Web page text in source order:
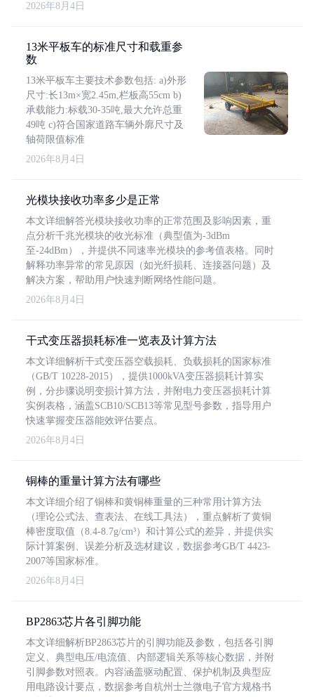
2026年8月4日
13米平板车的标准尺寸和载重参
数
13米平板车主要技术参数包括: a)外形
尺寸:长13m×宽2.45m,栏板高55cm b)
承载能力:标载30-35吨,最大允许总重
49吨 c)符合国家道路车辆外廓尺寸及
轴荷限值标准
2026年8月4日
光模块接收功率多少是正常
本文详细解答光模块接收功率的正常范围及影响因素，重
点分析千兆光模块的收光标准（典型值为-3dBm
至-24dBm），并提供不同速率光模块的参考值表格。同时
解释功率异常的常见原因（如光纤损耗、连接器问题）及
解决方案，帮助用户快速判断网络性能问题。
2026年8月4日
干式变压器损耗标准一览表及计算方法
本文详细解析干式变压器空载损耗、负载损耗的国家标准
（GB/T 10228-2015），提供1000kVA变压器损耗计算实
例，分步骤说明变损计算方法，并附电力变压器损耗计算
实例表格，涵盖SCB10/SCB13等常见型号参数，指导用户
快速掌握变压器能效评估要点。
2026年8月4日
铜棒的重量计算方法有哪些
本文详细介绍了铜棒和黄铜棒重量的三种常用计算方法
（理论公式法、查表法、在线工具法），重点解析了黄铜
棒密度取值（8.4-8.7g/cm³）和计算公式的差异，并提供实
际计算案例、误差分析及选材建议，数据参考GB/T 4423-
2007等国家标准。
2026年8月4日
BP2863芯片各引脚功能
本文详细解析BP2863芯片的引脚功能及参数，包括各引脚
定义、典型电压/电流值、内部逻辑关系等核心数据，并附
引脚参数对照表。内容涵盖驱动配置、保护机制及典型应
用电路设计要点，数据参考自杭州士兰微电子官方规格书